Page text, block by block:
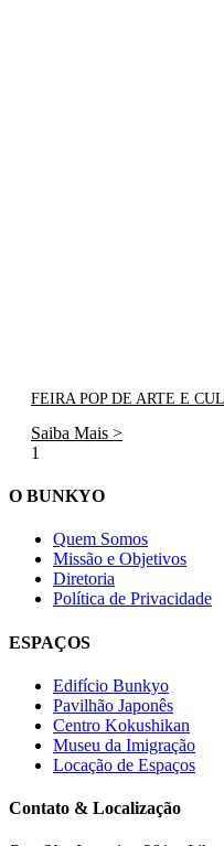
FEIRA POP DE ARTE E
Saiba Mais >
O BUNKYO
Quem Somos
Missão e Objetivos
Diretoria
Política de Privacidade
ESPAÇOS
Edifício Bunkyo
Pavilhão Japonês
Centro Kokushikan
Museu da Imigração
Locação de Espaços
Contato & Localização